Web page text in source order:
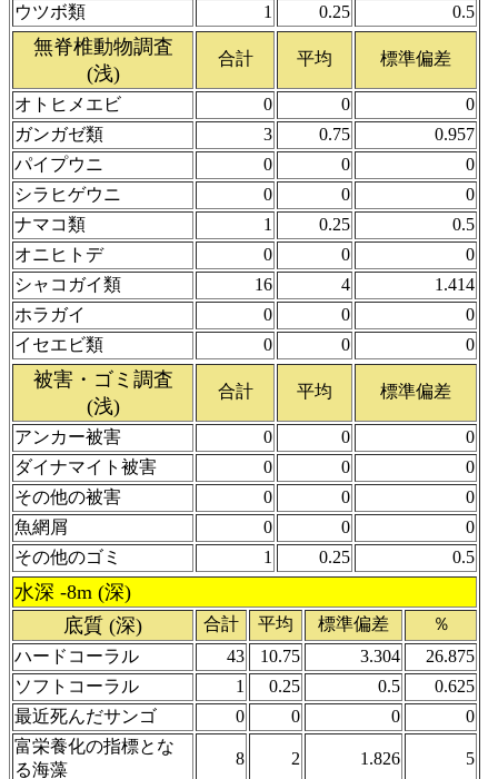
ウツボ類 1 0.25 0.5
無脊椎動物調査
(浅)
合計 平均 標準偏差
オトヒメエビ 0 0
0
ガンガゼ類
3 0.75
0.957
パイプウニ
0 0
0
シラヒゲウニ
0 0
0
ナマコ類
1 0.25
0.5
オニヒトデ
0 0
0
シャコガイ類
16 4
1.414
ホラガイ
0 0
0
イセエビ類
0 0 0
被害・ゴミ調査
(浅)
合計 平均 標準偏差
アンカー被害 0 0
0
ダイナマイト被害
0 0
0
その他の被害
0 0
0
魚網屑
0 0
0
その他のゴミ
1 0.25 0.5
水深 -8m (深)
底質 (深)
合計 平均 標準偏差
％
ハードコーラル
43 10.75 3.304
26.875
ソフトコーラル
1 0.25 0.5
0.625
最近死んだサンゴ
0 0 0
0
富栄養化の指標とな
る海藻
8 2 1.826 5